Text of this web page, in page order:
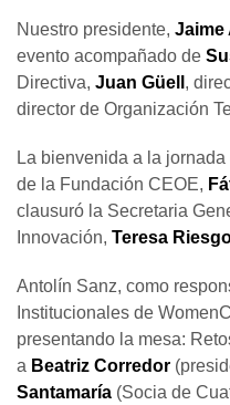
Nuestro presidente, Jaime
evento acompañado de
Directiva, Juan Güell ,
director de Organización
La bienvenida a la
de la Fundación CEOE,
clausuró la Secretaria
Innovación, Teresa
Antolín Sanz, como
Institucionales de
presentando la mesa:
a Beatriz Corredor
Santamaría (Socia de